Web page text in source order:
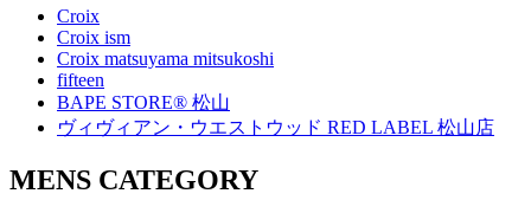
Croix
Croix ism
Croix matsuyama mitsukoshi
fifteen
BAPE STORE® 松山
ヴィヴィアン・ウエストウッド RED LABEL 松山店
MENS CATEGORY